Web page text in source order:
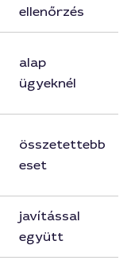
ellenőrzés
alap
ügyeknél
összetettebb
eset
javítással
együtt